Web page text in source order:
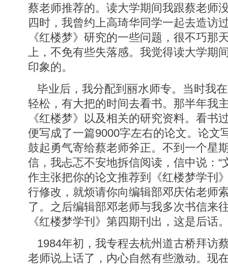
蔡老师推荐的。读大学期间我跟蔡老师
四时，我曾约上高琦华同学一起去造访
《红楼梦》研究的一些问题，很不巧那
上，不免有些失落感。我觉得读大学期
印象的。
毕业后，我分配到丽水师专。当时我
轻松，有大把的时间去看书。那半年我
《红楼梦》以及相关的研究资料。看书
便写成了一篇9000字左右的论文。论文
鼓起勇气寄给蔡老师斧正。不到一个星
信，我忐忑不安地拆信阅读，信中说：
作主张把你的论文推荐到《红楼梦学刊
行修改，就烦请你向编辑部邓庆佑老师
了。之后编辑部邓老师与我多次书信来
《红楼梦学刊》第四期刊出，这是后话
1984年初，我专程去杭州道古桥拜访
老师说上话了，内心自然有些激动。现